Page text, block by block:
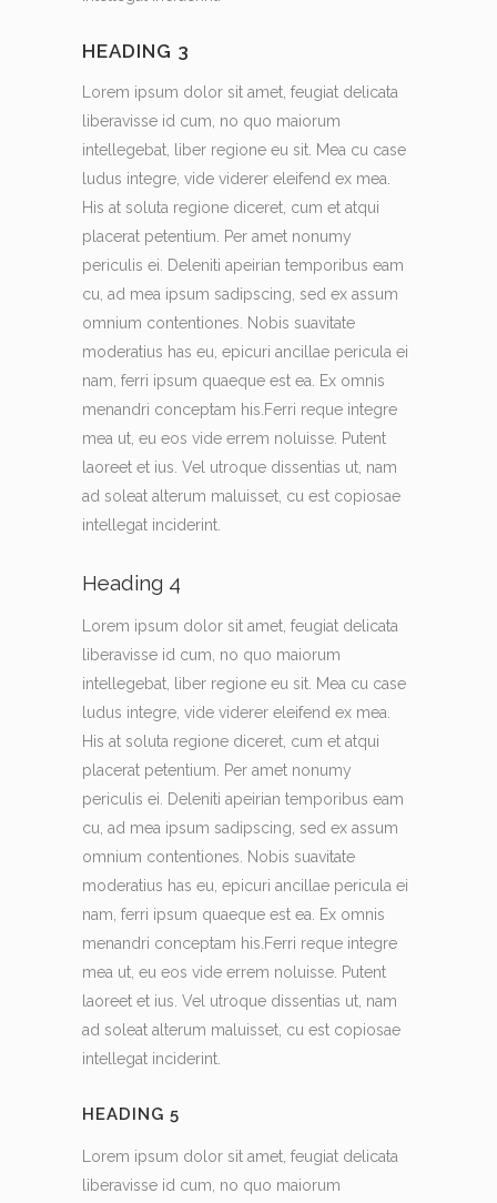
HEADING 3
Lorem ipsum dolor sit amet, feugiat delicata
liberavisse id cum, no quo maiorum
intellegebat, liber regione eu sit. Mea cu case
ludus integre, vide viderer eleifend ex mea.
His at soluta regione diceret, cum et atqui
placerat petentium. Per amet nonumy
periculis ei. Deleniti apeirian temporibus eam
cu, ad mea ipsum sadipscing, sed ex assum
omnium contentiones. Nobis suavitate
moderatius has eu, epicuri ancillae pericula ei
nam, ferri ipsum quaeque est ea. Ex omnis
menandri conceptam his.Ferri reque integre
mea ut, eu eos vide errem noluisse. Putent
laoreet et ius. Vel utroque dissentias ut, nam
ad soleat alterum maluisset, cu est copiosae
intellegat inciderint.
Heading 4
Lorem ipsum dolor sit amet, feugiat delicata
liberavisse id cum, no quo maiorum
intellegebat, liber regione eu sit. Mea cu case
ludus integre, vide viderer eleifend ex mea.
His at soluta regione diceret, cum et atqui
placerat petentium. Per amet nonumy
periculis ei. Deleniti apeirian temporibus eam
cu, ad mea ipsum sadipscing, sed ex assum
omnium contentiones. Nobis suavitate
moderatius has eu, epicuri ancillae pericula ei
nam, ferri ipsum quaeque est ea. Ex omnis
menandri conceptam his.Ferri reque integre
mea ut, eu eos vide errem noluisse. Putent
laoreet et ius. Vel utroque dissentias ut, nam
ad soleat alterum maluisset, cu est copiosae
intellegat inciderint.
HEADING 5
Lorem ipsum dolor sit amet, feugiat delicata
liberavisse id cum, no quo maiorum